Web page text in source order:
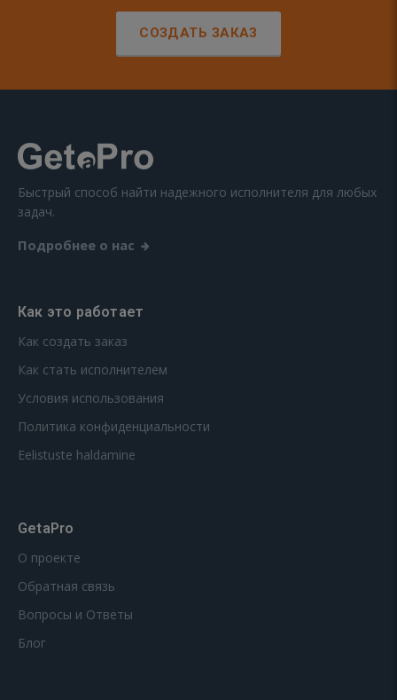
СОЗДАТЬ ЗАКАЗ
Быстрый способ найти надежного исполнителя для любых
задач.
Подробнее о нас
Как это работает
Как создать заказ
Как стать исполнителем
Условия использования
Политика конфиденциальности
Eelistuste haldamine
GetaPro
О проекте
Обратная связь
Вопросы и Ответы
Блог